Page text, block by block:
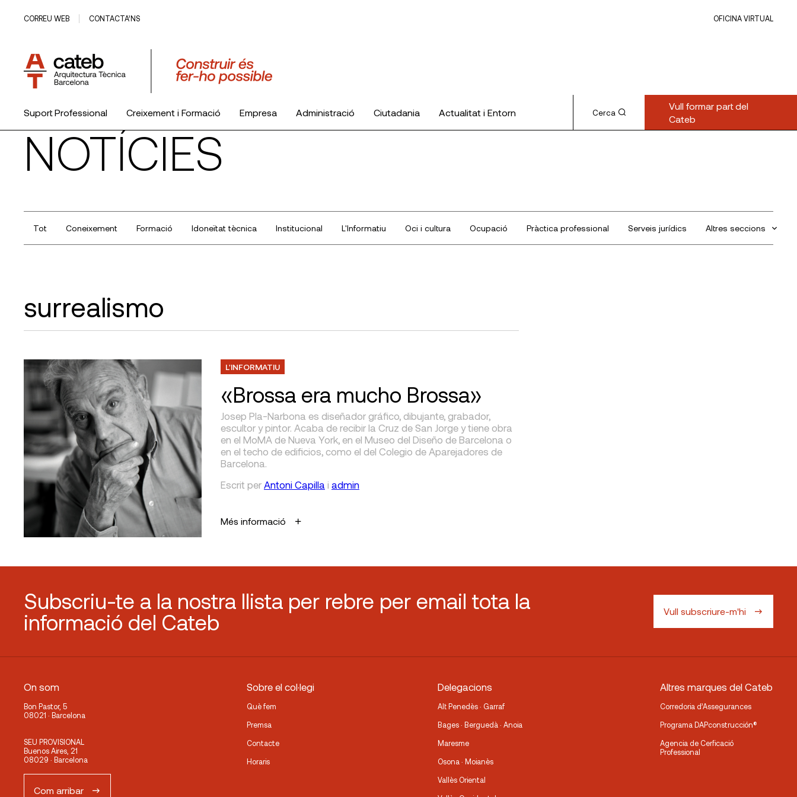
CORREU WEB CONTACTA’NS OFICINA VIRTUAL
Suport Professional Creixement i Formació Empresa Administració Ciutadania Actualitat i Entorn
El Col·legi
Cerca
Vull formar part del
Cateb
NOTÍCIES
Tot Coneixement Formació Idoneïtat tècnica Institucional L'Informatiu Oci i cultura Ocupació Pràctica professional Serveis jurídics Altres seccions
surrealismo
L'INFORMATIU
«Brossa era mucho Brossa»
Josep Pla-Narbona es diseñador gráfico, dibujante, grabador,
escultor y pintor. Acaba de recibir la Cruz de San Jorge y tiene obra
en el MoMA de Nueva York, en el Museo del Diseño de Barcelona o
en el techo de edificios, como el del Colegio de Aparejadores de
Barcelona.
Escrit per Antoni Capilla i admin
Més informació
Subscriu-te a la nostra llista per rebre per email tota la
informació del Cateb
Vull subscriure-m'hi
On som
Bon Pastor, 5
08021 · Barcelona
SEU PROVISIONAL
Buenos Aires, 21
08029 · Barcelona
Com arribar
Sobre el col·legi
Què fem
Premsa
Contacte
Horaris
Delegacions
Alt Penedès · Garraf
Bages · Berguedà · Anoia
Maresme
Osona · Moianès
Vallès Oriental
Altres marques del Cateb
Corredoria d’Assegurances
Programa DAPconstrucción®
Agencia de Cerficació
Professional